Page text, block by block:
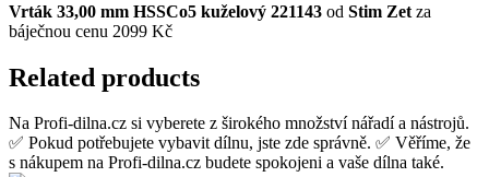
Vrták 33,00 mm HSSCo5 kuželový 221143 od Stim Zet za
báječnou cenu 2099 Kč
Related products
Na Profi-dilna.cz si vyberete z širokého množství nářadí a nástrojů.
✅ Pokud potřebujete vybavit dílnu, jste zde správně. ✅ Věříme, že
s nákupem na Profi-dilna.cz budete spokojeni a vaše dílna také.